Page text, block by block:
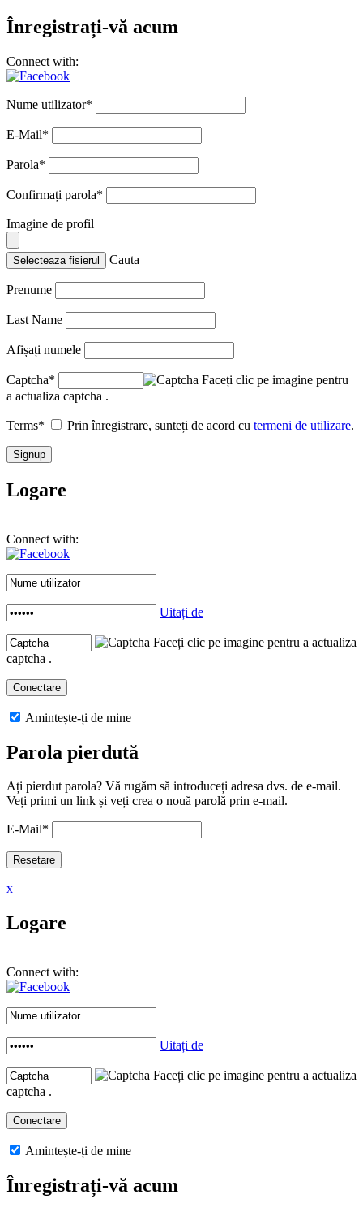
Înregistrați-vă acum
Connect with:
Nume utilizator*
E-Mail*
Parola*
Confirmați parola*
Imagine de profil
Selecteaza fisierul Cauta
Prenume
Last Name
Afișați numele
Captcha*
Faceți clic pe imagine pentru
a actualiza captcha .
Terms* Prin înregistrare, sunteți de acord cu termeni de utilizare.
Logare
Connect with:
Uitați de
Faceți clic pe imagine pentru a actualiza
captcha .
Amintește-ți de mine
Parola pierdută
Ați pierdut parola? Vă rugăm să introduceți adresa dvs. de e-mail.
Veți primi un link și veți crea o nouă parolă prin e-mail.
E-Mail*
x
Logare
Connect with:
Uitați de
Faceți clic pe imagine pentru a actualiza
captcha .
Amintește-ți de mine
Înregistrați-vă acum